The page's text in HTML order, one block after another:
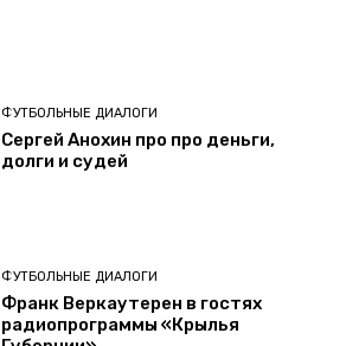
ФУТБОЛЬНЫЕ ДИАЛОГИ
Сергей Анохин про про деньги,
долги и судей
ФУТБОЛЬНЫЕ ДИАЛОГИ
Франк Веркаутерен в гостях
радиопрограммы «Крылья